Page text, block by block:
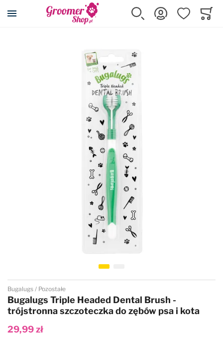
Przejdź na stronę główną
Szukaj Zaloguj sięUlubione
Przejdź na koniec galerii
Przejdź na początek galerii
Bugalugs Pozostałe
Bugalugs Triple Headed Dental Brush -
trójstronna szczoteczka do zębów psa i kota
29,99 zł